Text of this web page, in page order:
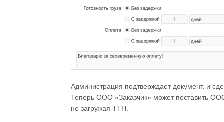
Администрация подтверждает документ, и
Теперь ООО «Заказчик» может поставить
не загружая ТТН.